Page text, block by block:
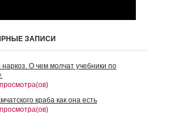
ЗАПИСИ
О чем молчат учебники по
краба как она есть